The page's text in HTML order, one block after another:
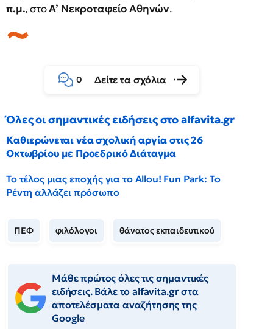
π.μ., στοΑ’ Νεκροταφείο Αθηνών.
0 Δείτε τα σχόλια
Όλες οι σημαντικές ειδήσεις στο alfavita.gr
Καθιερώνεται νέα σχολική αργία στις 26
Οκτωβρίου με Προεδρικό Διάταγμα
Το τέλος μιας εποχής για το Allou! Fun Park: Το
Ρέντη αλλάζει πρόσωπο
ΠΕΦ φιλόλογοι θάνατος εκπαιδευτικού
Μάθε πρώτος όλες τις σημαντικές
ειδήσεις. Βάλε το alfavita.gr στα
αποτελέσματα αναζήτησης της
Google